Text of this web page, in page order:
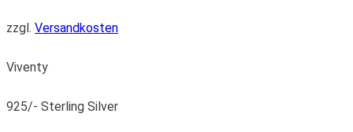
zzgl. Versandkosten
Viventy
925/- Sterling Silver